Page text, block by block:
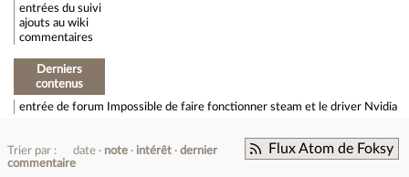
entrées du suivi
ajouts au wiki
commentaires
Derniers
contenus
entrée de forum Impossible de faire fonctionner steam et le driver Nvidia
Flux Atom de Foksy
Trier par : date note intérêt
dernier
commentaire